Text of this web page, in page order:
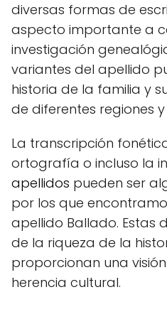
diversas formas de
aspecto importante a
investigación
variantes del apellido
historia de la familia y
de diferentes regiones
La transcripción
ortografía o incluso la
apellidos pueden ser
por los que
apellido Ballado. Estas
de la riqueza de la
proporcionan una
herencia cultural.